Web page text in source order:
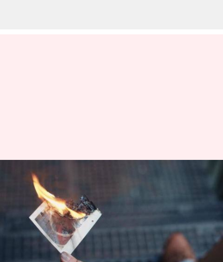
दिल्ली के इस बार में अनोखा
वैलेंटाइन डे ऑफ़र, एक्स की फ़ोटो
जलाने पर मुफ़्त ड्रिंक
प्रदीप मौर्य Feb 13, 2019 05:10 pm